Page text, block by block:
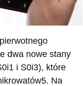
dwa nowe stany
i S0i3), które
Na